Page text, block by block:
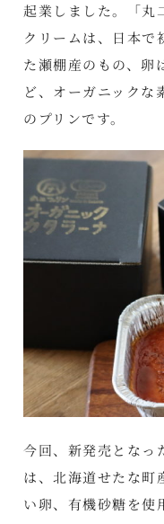
起業しました。「丸
クリームは、日本で
た瀬棚産のもの、卵
ど、オーガニックな
のプリンです。
今回、新発売となっ
は、北海道せたな町
い卵、有機砂糖を使